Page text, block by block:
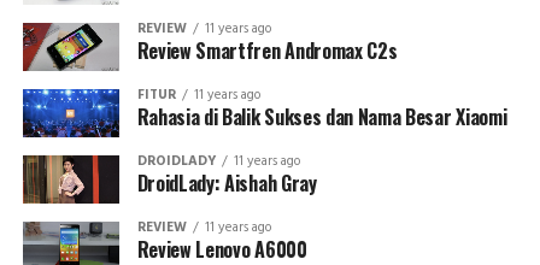
REVIEW 11 years ago
Review Smartfren Andromax C2s
FITUR 11 years ago
Rahasia di Balik Sukses dan Nama Besar Xiaomi
DROIDLADY 11 years ago
DroidLady: Aishah Gray
REVIEW 11 years ago
Review Lenovo A6000